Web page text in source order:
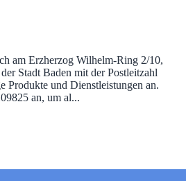
am Erzherzog Wilhelm-Ring 2/10,
Stadt Baden mit der Postleitzahl
Produkte und Dienstleistungen an.
an, um al...